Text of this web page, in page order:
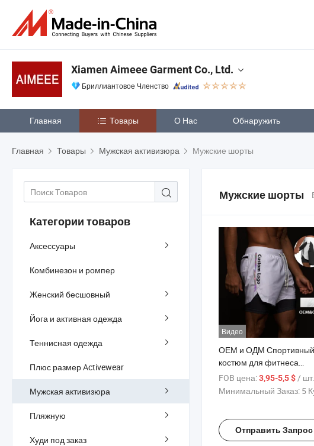
Xiamen Aimeee Garment Co., Ltd.
Бриллиантовое Членство
Главная Товары О Нас Обнаружить
Главная Товары Мужская активизюра Мужские шорты
Категории товаров
Аксессуары
Комбинезон и ромпер
Женский бесшовный
Йога и активная одежда
Теннисная одежда
Плюс размер Activewear
Мужская активизюра
Пляжную
Худи под заказ
Мужские шорты
Видео
ОЕМ и ОДМ Спортивный
костюм для фитнеса
Высококачественная
активная одежда
2 в 1 Мужских
шортах
FOB цена:3,95-5,5 $/ шт.
Минимальный Заказ: 5
Отправить Запрос